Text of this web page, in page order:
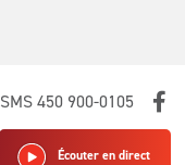
SMS 450 900-0105
Écouter en direct